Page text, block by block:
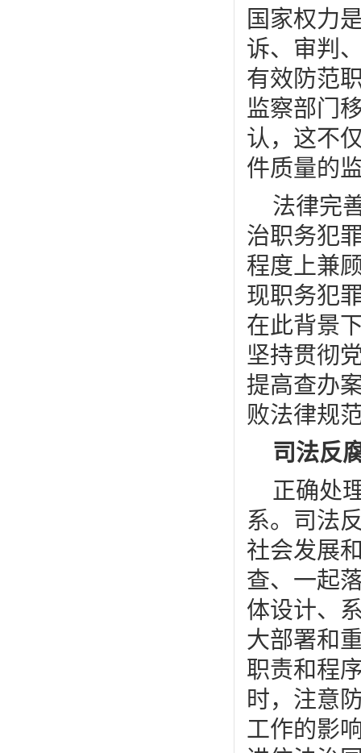
国家权力
诉、审判
有效防范
监察部门
认，这不
件质量的
法律完
治职务犯
程度上兼
现职务犯
在此背景
坚持贯彻
提高查办
败法律规
司法反
正确处
系。司法
社会发展
查、一起
体设计、
大部署和
职责和程
时，注意
工作的影